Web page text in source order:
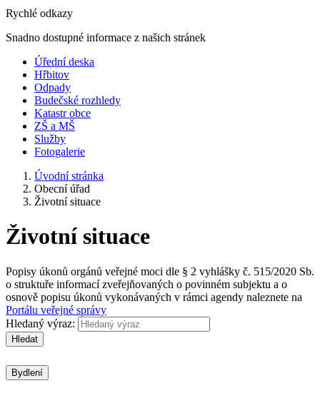
Rychlé odkazy
Snadno dostupné informace z našich stránek
Úřední deska
Hřbitov
Odpady
Budečské rozhledy
Katastr obce
ZŠ a MŠ
Služby
Fotogalerie
Úvodní stránka
Obecní úřad
Životní situace
Životní situace
Popisy úkonů orgánů veřejné moci dle § 2 vyhlášky č. 515/2020 Sb.
o struktuře informací zveřejňovaných o povinném subjektu a o
osnově popisu úkonů vykonávaných v rámci agendy naleznete na
Portálu veřejné správy
Hledaný výraz:
Hledat
Bydlení